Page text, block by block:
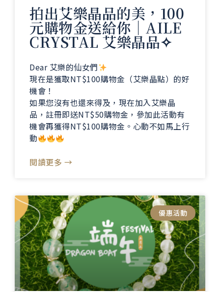
拍出艾樂晶品的美，100
元購物金送給你｜AILE
CRYSTAL 艾樂晶品✧
Dear 艾樂的仙女們
現在是獲取NT$100購物金（艾樂晶點）的好
機會！
如果您沒有也還來得及，現在加入艾樂晶
品，註冊即送NT$50購物金，參加此活動有
機會再獲得NT$100購物金。心動不如馬上行
動
閱讀更多 →
優惠活動